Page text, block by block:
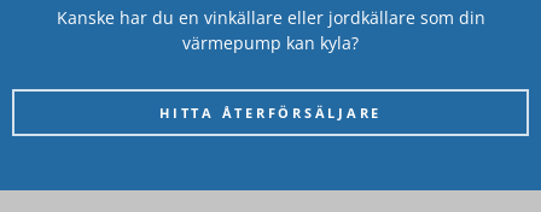
Kanske har du en vinkällare eller jordkällare som din
värmepump kan kyla?
HITTA ÅTERFÖRSÄLJARE